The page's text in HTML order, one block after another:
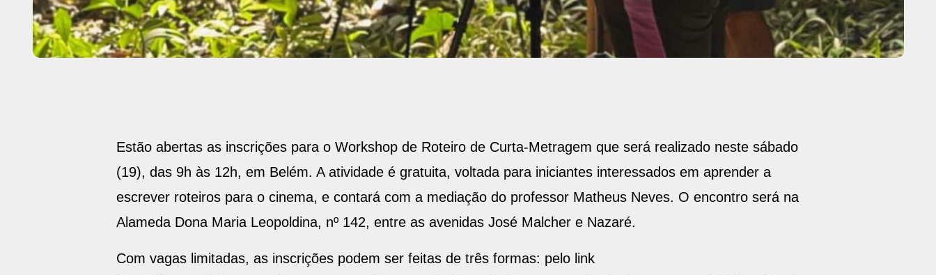
Estão abertas as inscrições para o Workshop de Roteiro de Curta-Metragem que será realizado neste sábado
(19), das 9h às 12h, em Belém. A atividade é gratuita, voltada para iniciantes interessados em aprender a
escrever roteiros para o cinema, e contará com a mediação do professor Matheus Neves. O encontro será na
Alameda Dona Maria Leopoldina, nº 142, entre as avenidas José Malcher e Nazaré.
Com vagas limitadas, as inscrições podem ser feitas de três formas: pelo link